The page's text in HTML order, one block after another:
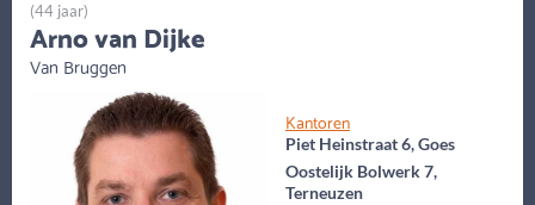
Kantoren
Piet Heinstraat 6, Goes
Oostelijk Bolwerk 7,
Terneuzen
(44 jaar)
Arno van Dijke
Van Bruggen